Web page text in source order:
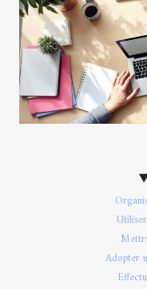
Adopter